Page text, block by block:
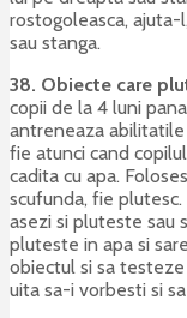
rostogoleasca,
sau stanga.
38. Obiecte care
copii de la 4 luni
antreneaza
fie atunci cand
cadita cu apa.
scufunda, fie
asezi si pluteste sau
pluteste in apa si
obiectul si sa
uita sa-i vorbesti si